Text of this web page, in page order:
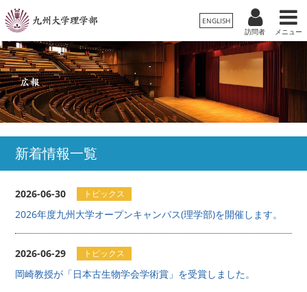
ENGLISH
訪問者
メニュー
受験生 卒業生/一般 在学生
保護者 教職員
理学部案内
学科・専攻
教育・学生生活
国際交流・留学
広報
新着情報一覧
2026-06-30 トピックス
2026年度九州大学オープンキャンパス(理学部)を開催します。
2026-06-29 トピックス
岡崎教授が「⽇本古⽣物学会学術賞」を受賞しました。